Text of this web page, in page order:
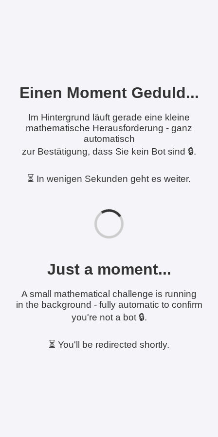
Einen Moment Geduld...
Im Hintergrund läuft gerade eine kleine
mathematische Herausforderung - ganz
automatisch
zur Bestätigung, dass Sie kein Bot sind 🔒.
⏳ In wenigen Sekunden geht es weiter.
Just a moment...
A small mathematical challenge is running
in the background - fully automatic to confirm
you're not a bot 🔒.
⏳ You'll be redirected shortly.